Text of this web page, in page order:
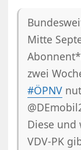
Mitte
zwei
#ÖPNV
Diese und
VDV-PK